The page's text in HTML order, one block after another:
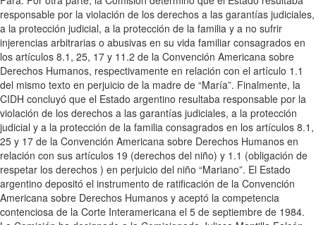
responsable por la violación de los derechos a las garantías judiciales,
a la protección judicial, a la protección de la familia y a no sufrir
injerencias arbitrarias o abusivas en su vida familiar consagrados en
los artículos 8.1, 25, 17 y 11.2 de la Convención Americana sobre
Derechos Humanos, respectivamente en relación con el artículo 1.1
del mismo texto en perjuicio de la madre de “María”. Finalmente, la
CIDH concluyó que el Estado argentino resultaba responsable por la
violación de los derechos a las garantías judiciales, a la protección
judicial y a la protección de la familia consagrados en los artículos 8.1,
25 y 17 de la Convención Americana sobre Derechos Humanos en
relación con sus artículos 19 (derechos del niño) y 1.1 (obligación de
respetar los derechos ) en perjuicio del niño “Mariano”. El Estado
argentino depositó el instrumento de ratificación de la Convención
Americana sobre Derechos Humanos y aceptó la competencia
contenciosa de la Corte Interamericana el 5 de septiembre de 1984.